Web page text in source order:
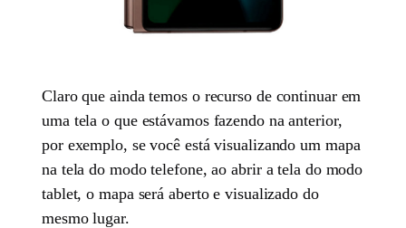
Claro que ainda temos o recurso de continuar em
uma tela o que estávamos fazendo na anterior,
por exemplo, se você está visualizando um mapa
na tela do modo telefone, ao abrir a tela do modo
tablet, o mapa será aberto e visualizado do
mesmo lugar.